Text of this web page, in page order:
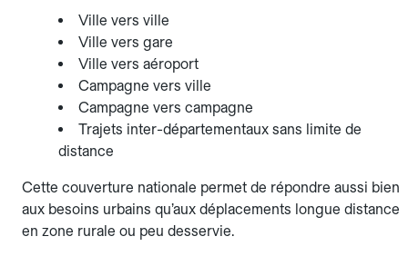
Ville vers ville
Ville vers gare
Ville vers aéroport
Campagne vers ville
Campagne vers campagne
Trajets inter-départementaux sans limite de
distance
Cette couverture nationale permet de répondre aussi bien
aux besoins urbains qu’aux déplacements longue distance
en zone rurale ou peu desservie.